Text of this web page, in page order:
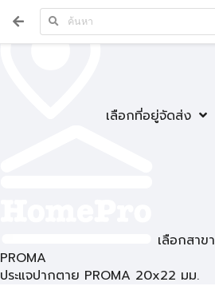
เลือกที่อยู่จัดส่ง
เลือกสาขา
PROMA
ประแจปากตาย PROMA 20x22 มม.